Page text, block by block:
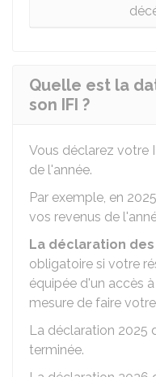
Quelle est la
son IFI ?
Vous déclarez votre
de l'année.
Par exemple, en
vos revenus de
La déclaration
obligatoire si votre
équipée d'un accès
mesure de faire
La déclaration 2025
terminée.